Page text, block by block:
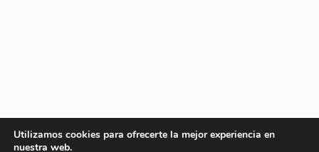
Utilizamos cookies para ofrecerte la mejor experiencia en
nuestra web.